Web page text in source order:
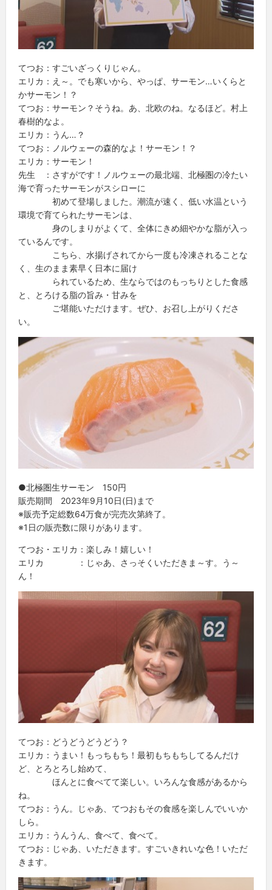
てつお：すごいざっくりじゃん。
エリカ：え～。でも寒いから、やっぱ、サーモン…いくらと
かサーモン！？
てつお：サーモン？そうね。あ、北欧のね。なるほど。村上
春樹的なよ。
エリカ：うん…？
てつお：ノルウェーの森的なよ！サーモン！？
エリカ：サーモン！
先生 ：さすがです！ノルウェーの最北端、北極圏の冷たい
海で育ったサーモンがスシローに
初めて登場しました。潮流が速く、低い水温という
環境で育てられたサーモンは、
身のしまりがよくて、全体にきめ細やかな脂が入っ
ているんです。
こちら、水揚げされてから一度も冷凍されることな
く、生のまま素早く日本に届け
られているため、生ならではのもっちりとした食感
と、とろける脂の旨み・甘みを
ご堪能いただけます。ぜひ、お召し上がりくださ
い。
●北極圏生サーモン 150円
販売期間 2023年9月10日(日)まで
※販売予定総数64万食が完売次第終了。
※1日の販売数に限りがあります。
てつお・エリカ：楽しみ！嬉しい！
エリカ ：じゃあ、さっそくいただきま～す。う～
ん！
てつお：どうどうどうどう？
エリカ：うまい！もっちもち！最初もちもちしてるんだけ
ど、とろとろし始めて、
ほんとに食べてて楽しい。いろんな食感があるから
ね。
てつお：うん。じゃあ、てつおもその食感を楽しんでいいか
しら。
エリカ：うんうん、食べて、食べて。
てつお：じゃあ、いただきます。すごいきれいな色！いただ
きます。